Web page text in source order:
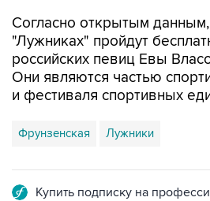
Согласно открытым данным,
"Лужниках" пройдут
российских певиц Евы
Они являются частью
и фестиваля спортивных
Фрунзенская Лужники
Купить подписку на